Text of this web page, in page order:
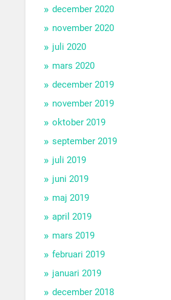
december 2020
november 2020
juli 2020
mars 2020
december 2019
november 2019
oktober 2019
september 2019
juli 2019
juni 2019
maj 2019
april 2019
mars 2019
februari 2019
januari 2019
december 2018